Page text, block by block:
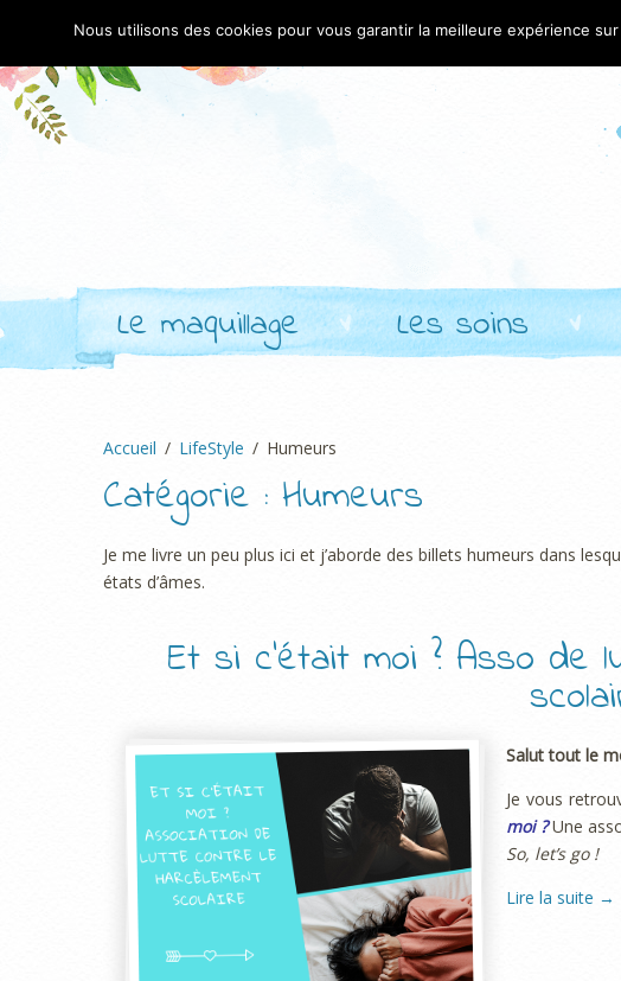
Le maquillage Les soins
Accueil LifeStyle Humeurs
Catégorie : Humeurs
Je me livre un peu plus ici et j’aborde des billets humeurs dans
états d’âmes.
Et si c’était moi ? Asso de
Salut tout le
Je vous
moi ?Une
So, let’s go !
Lire la suite →
Nous utilisons des cookies pour vous garantir la meilleure expérience